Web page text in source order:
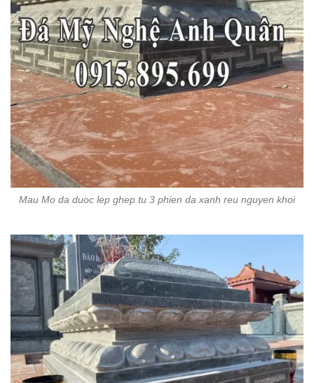
Mau Mo da duoc lep ghep tu 3 phien da xanh reu nguyen khoi